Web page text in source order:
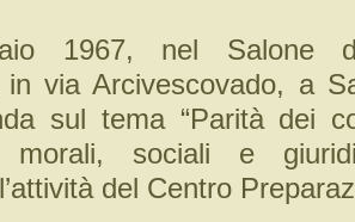
1967, nel Salone
in via Arcivescovado, a
sul tema “Parità dei
morali, sociali e
del Centro